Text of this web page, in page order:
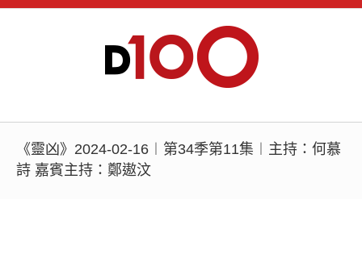
《靈凶》2024-02-16︱第34季第11集︱主持：何慕
詩 嘉賓主持：鄭遨汶